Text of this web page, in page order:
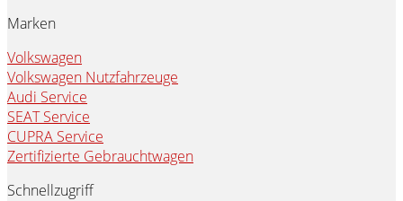
Marken
Volkswagen
Volkswagen Nutzfahrzeuge
Audi Service
SEAT Service
CUPRA Service
Zertifizierte Gebrauchtwagen
Schnellzugriff